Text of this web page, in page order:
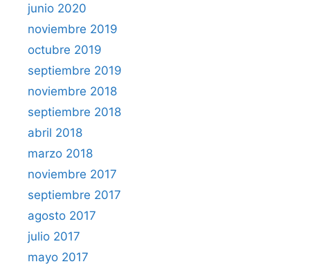
junio 2020
noviembre 2019
octubre 2019
septiembre 2019
noviembre 2018
septiembre 2018
abril 2018
marzo 2018
noviembre 2017
septiembre 2017
agosto 2017
julio 2017
mayo 2017